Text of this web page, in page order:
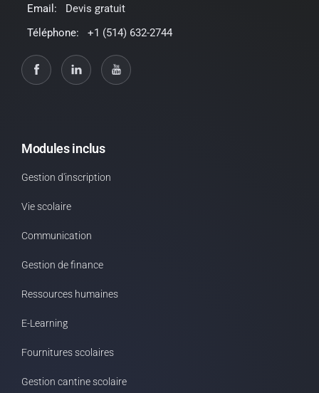
Email:
Devis gratuit
Téléphone:
+1 (514) 632-2744
Modules inclus
Gestion d'inscription
Vie scolaire
Communication
Gestion de finance
Ressources humaines
E-Learning
Fournitures scolaires
Gestion cantine scolaire